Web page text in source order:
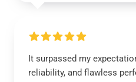
It surpassed my
reliability, and flawless